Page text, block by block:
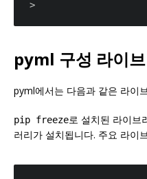
pyml 구성 라이
pyml에서는 다음과 같은 라이
pip freeze로 설치된 라이브
러리가 설치됩니다. 주요 라이